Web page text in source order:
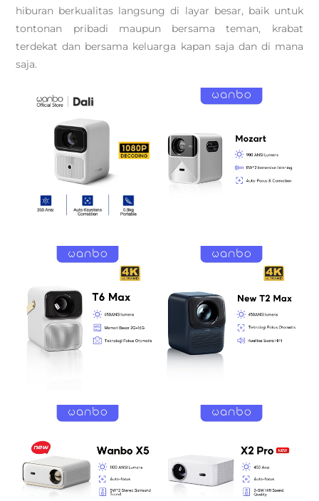
hiburan berkualitas langsung di layar besar, baik untuk
tontonan pribadi maupun bersama teman, krabat
terdekat dan bersama keluarga kapan saja dan di mana
saja.